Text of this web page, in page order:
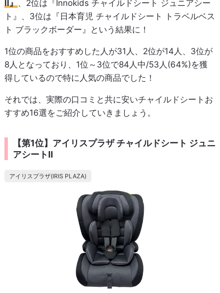
II』 、2位は『Innokids チャイルドシート ジュニアシー
ト』、3位は『日本育児 チャイルドシート トラベルベス
ト ブラックボーダー』という結果に！
1位の商品をおすすめした人が31人、2位が14人、3位が
8人となっており、1位～3位で84人中/53人(64%)を獲
得しているので特に人気の商品でした！
それでは、実際の口コミと共に安いチャイルドシートお
すすめ16選をご紹介していきましょう。
【第1位】アイリスプラザ チャイルドシート ジュニ
アシートII
アイリスプラザ(IRIS PLAZA)